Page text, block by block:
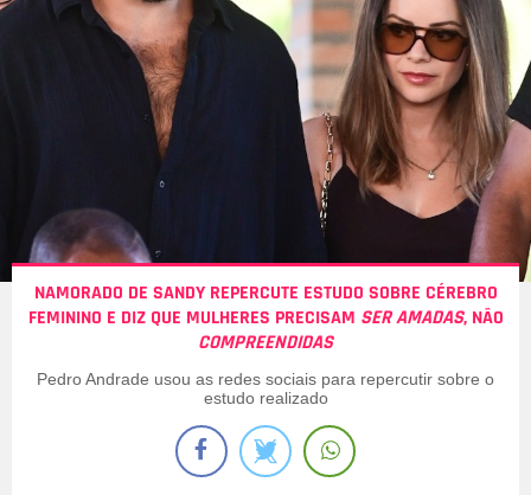
NAMORADO DE SANDY REPERCUTE ESTUDO SOBRE CÉREBRO
FEMININO E DIZ QUE MULHERES PRECISAM SER AMADAS, NÃO
COMPREENDIDAS
Pedro Andrade usou as redes sociais para repercutir sobre o
estudo realizado